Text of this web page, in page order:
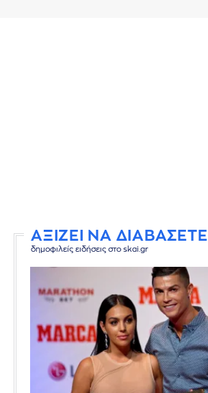
ΑΞΙΖΕΙ ΝΑ ΔΙΑΒΑΣΕΤΕ
δημοφιλείς ειδήσεις στο skai.gr